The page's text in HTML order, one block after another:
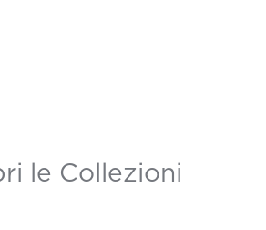
le Collezioni